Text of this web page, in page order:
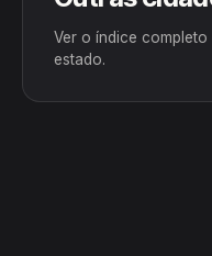
Ver o índice
estado.